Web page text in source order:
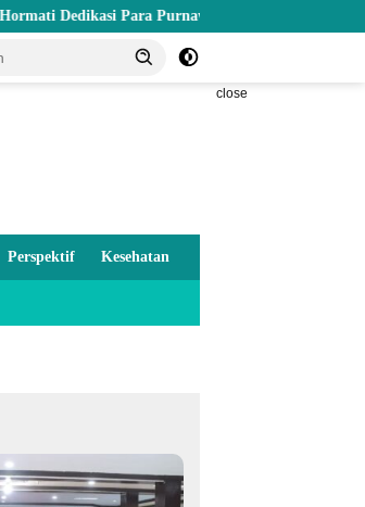
Para Purnawirawan
close
Perspektif Kesehatan